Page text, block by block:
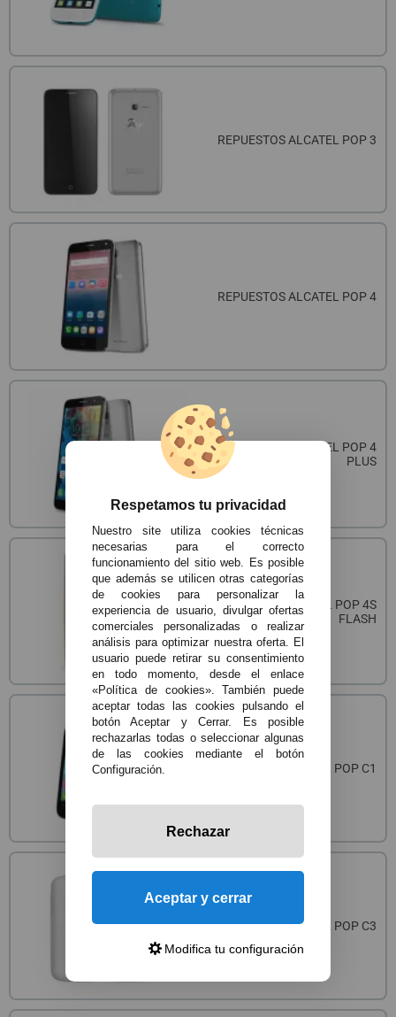
REPUESTOS ALCATEL POP 3
REPUESTOS ALCATEL POP 4
REPUESTOS ALCATEL POP 4
PLUS
REPUESTOS ALCATEL POP 4S
FLASH
REPUESTOS ALCATEL POP C1
REPUESTOS ALCATEL POP C3
Respetamos tu privacidad
Nuestro site utiliza cookies técnicas
necesarias para el correcto
funcionamiento del sitio web. Es posible
que además se utilicen otras categorías
de cookies para personalizar la
experiencia de usuario, divulgar ofertas
comerciales personalizadas o realizar
análisis para optimizar nuestra oferta. El
usuario puede retirar su consentimiento
en todo momento, desde el enlace
«Política de cookies». También puede
aceptar todas las cookies pulsando el
botón Aceptar y Cerrar. Es posible
rechazarlas todas o seleccionar algunas
de las cookies mediante el botón
Configuración.
Rechazar
Aceptar y cerrar
Modifica tu configuración